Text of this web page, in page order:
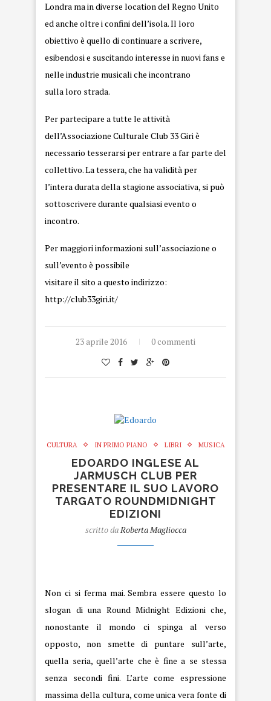
Londra ma in diverse location del Regno Unito
ed anche oltre i confini dell’isola. Il loro
obiettivo è quello di continuare a scrivere,
esibendosi e suscitando interesse in nuovi fans e
nelle industrie musicali che incontrano
sulla loro strada.
Per partecipare a tutte le attività
dell’Associazione Culturale Club 33 Giri è
necessario tesserarsi per entrare a far parte del
collettivo. La tessera, che ha validità per
l’intera durata della stagione associativa, si può
sottoscrivere durante qualsiasi evento o
incontro.
Per maggiori informazioni sull’associazione o
sull’evento è possibile
visitare il sito a questo indirizzo:
http://club33giri.it/
23 aprile 2016 0 commenti
CULTURA IN PRIMO PIANO LIBRI MUSICA
EDOARDO INGLESE AL
JARMUSCH CLUB PER
PRESENTARE IL SUO LAVORO
TARGATO ROUNDMIDNIGHT
EDIZIONI
scritto da Roberta Magliocca
Non ci si ferma mai. Sembra essere questo lo
slogan di una Round Midnight Edizioni che,
nonostante il mondo ci spinga al verso
opposto, non smette di puntare sull’arte,
quella seria, quell’arte che è fine a se stessa
senza secondi fini. L’arte come espressione
massima della cultura, come unica vera fonte di